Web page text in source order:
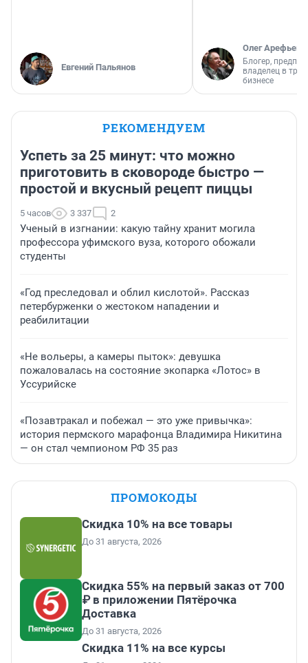
Евгений Пальянов
Олег Арефьев
Блогер,
владелец в
бизнесе
РЕКОМЕНДУЕМ
Успеть за 25 минут: что можно
приготовить в сковороде быстро —
простой и вкусный рецепт пиццы
5 часов 3 337 2
Ученый в изгнании: какую тайну хранит могила
профессора уфимского вуза, которого обожали
студенты
«Год преследовал и облил кислотой». Рассказ
петербурженки о жестоком нападении и
реабилитации
«Не вольеры, а камеры пыток»: девушка
пожаловалась на состояние экопарка «Лотос» в
Уссурийске
«Позавтракал и побежал — это уже привычка»:
история пермского марафонца Владимира Никитина
— он стал чемпионом РФ 35 раз
ПРОМОКОДЫ
Скидка 10% на все товары
До 31 августа, 2026
Скидка 55% на первый заказ от 700
₽ в приложении Пятёрочка
Доставка
До 31 августа, 2026
Скидка 11% на все курсы